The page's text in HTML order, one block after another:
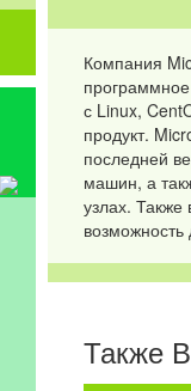
Компания
с Linux,
продукт.
последней
машин, а
узлах.
Также